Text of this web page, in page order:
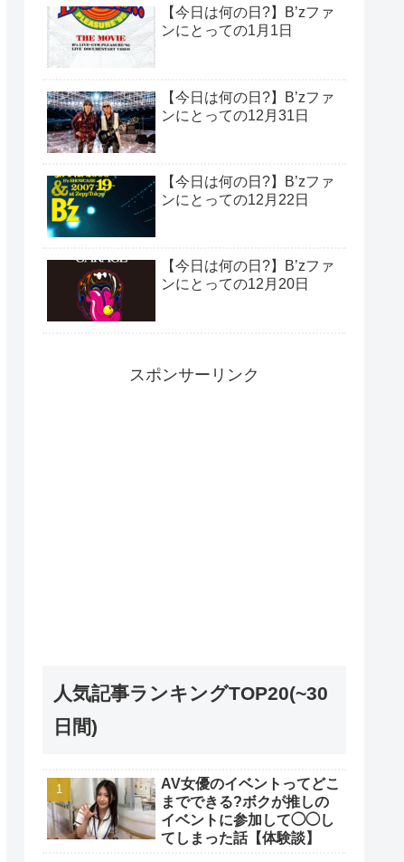
【今日は何の日?】B’zファ
ンにとっての1月1日
【今日は何の日?】B’zファ
ンにとっての12月31日
【今日は何の日?】B’zファ
ンにとっての12月22日
【今日は何の日?】B’zファ
ンにとっての12月20日
スポンサーリンク
人気記事ランキングTOP20(~30
日間)
AV女優のイベントってどこ
までできる?ボクが推しの
イベントに参加して◯◯し
てしまった話【体験談】